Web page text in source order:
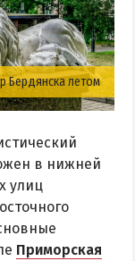
Бердянска летом
в нижней
улиц
Приморская